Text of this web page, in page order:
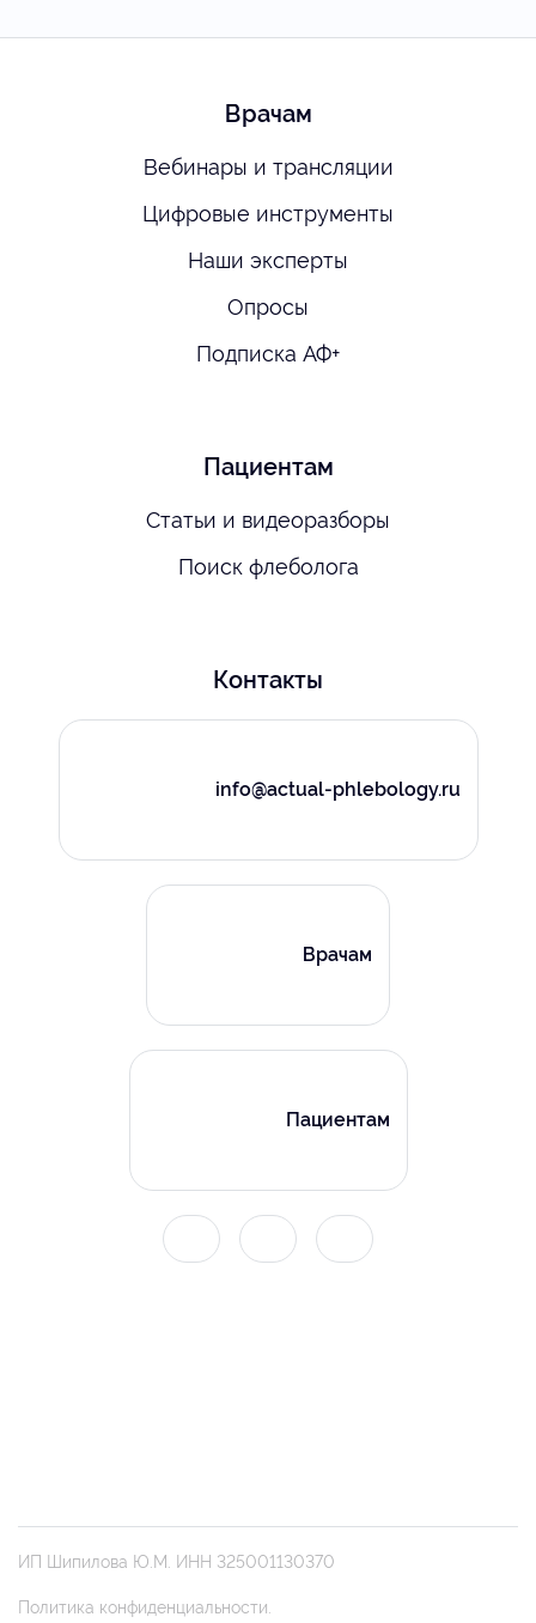
Врачам
Вебинары и трансляции
Цифровые инструменты
Наши эксперты
Опросы
Подписка АФ+
Пациентам
Статьи и видеоразборы
Поиск флеболога
Контакты
info@actual-phlebology.ru
Врачам
Пациентам
ИП Шипилова Ю.М. ИНН 325001130370
Политика конфиденциальности.